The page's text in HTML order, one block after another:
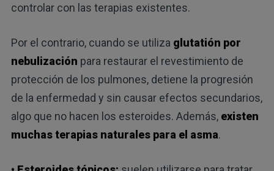
controlar con las terapias existentes.
Por el contrario, cuando se utiliza glutatión por
nebulización para restaurar el revestimiento de
protección de los pulmones, detiene la progresión
de la enfermedad y sin causar efectos secundarios,
algo que no hacen los esteroides. Además, existen
muchas terapias naturales para el asma.